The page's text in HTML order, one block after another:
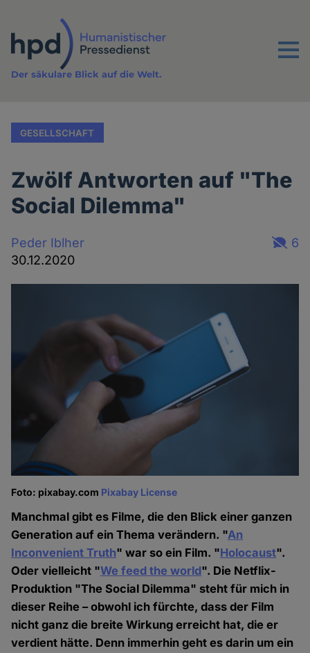
Inhalt
Menu
Der säkulare Blick auf die Welt.
GESELLSCHAFT
Zwölf Antworten auf "The
Social Dilemma"
Peder Iblher
30.12.2020
6
Foto: pixabay.com Pixabay License
Manchmal gibt es Filme, die den Blick einer ganzen
Generation auf ein Thema verändern. "An
Inconvenient Truth" war so ein Film. "Holocaust".
Oder vielleicht "We feed the world". Die Netflix-
Produktion "The Social Dilemma" steht für mich in
dieser Reihe – obwohl ich fürchte, dass der Film
nicht ganz die breite Wirkung erreicht hat, die er
verdient hätte. Denn immerhin geht es darin um ein